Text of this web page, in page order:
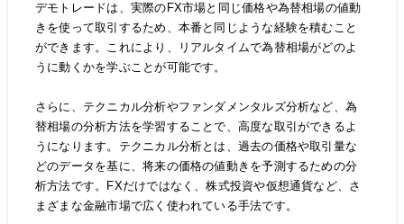
デモトレードは、実際のFX市場と同じ価格や為替相場の値動
きを使って取引するため、本番と同じような経験を積むこと
ができます。これにより、リアルタイムで為替相場がどのよ
うに動くかを学ぶことが可能です。
さらに、テクニカル分析やファンダメンタルズ分析など、為
替相場の分析方法を学習することで、高度な取引ができるよ
うになります。テクニカル分析とは、過去の価格や取引量な
どのデータを基に、将来の価格の値動きを予測するための分
析方法です。FXだけではなく、株式投資や仮想通貨など、さ
まざまな金融市場で広く使われている手法です。